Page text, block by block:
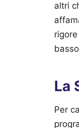
altri
La
Per